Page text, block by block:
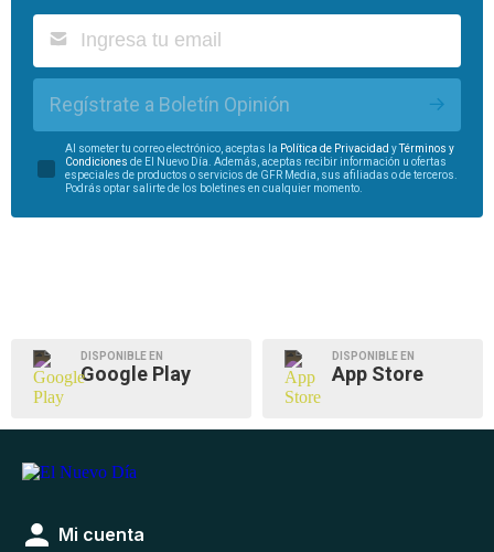
Regístrate a Boletín Opinión
Al someter tu correo electrónico, aceptas la Política de Privacidad yTérminos y
Condiciones de El Nuevo Día. Además, aceptas recibir información u ofertas
especiales de productos o servicios de GFR Media, sus afiliadas o de terceros.
Podrás optar salirte de los boletines en cualquier momento.
DISPONIBLE EN
Google Play
DISPONIBLE EN
App Store
Mi cuenta